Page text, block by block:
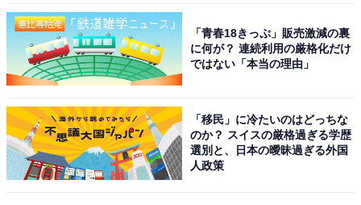
「青春18きっぷ」販売激減の裏
に何が？ 連続利用の厳格化だけ
ではない「本当の理由」
「移民」に冷たいのはどっちな
のか？ スイスの厳格過ぎる学歴
選別と、日本の曖昧過ぎる外国
人政策